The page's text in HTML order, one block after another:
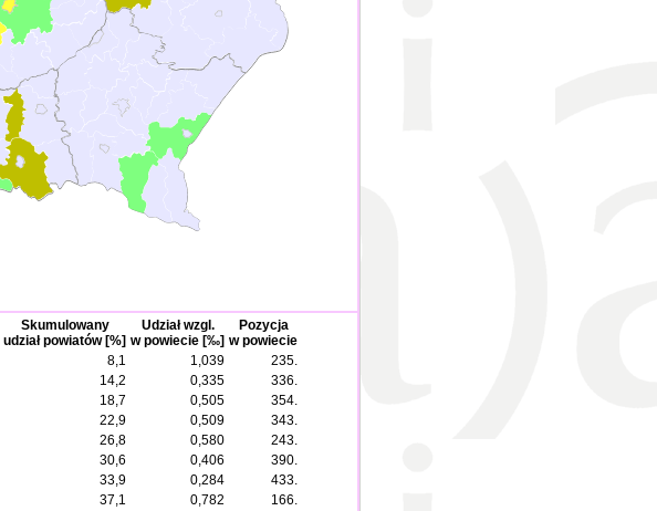
Skumulowany
udział powiatów [%]
Udział wzgl.
w powiecie [‰]
Pozycja
w powiecie
8,1 1,039
235.
14,2 0,335
336.
18,7 0,505
354.
22,9 0,509
343.
26,8 0,580
243.
30,6 0,406
390.
33,9 0,284
433.
37,1 0,782
166.